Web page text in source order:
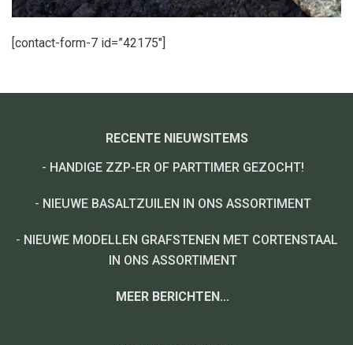
[contact-form-7 id=”42175″]
RECENTE NIEUWSITEMS
- HANDIGE ZZP-ER OF PARTTIMER GEZOCHT!
- NIEUWE BASALTZUILEN IN ONS ASSORTIMENT
- NIEUWE MODELLEN GRAFSTENEN MET CORTENSTAAL
IN ONS ASSORTIMENT
MEER BERICHTEN...